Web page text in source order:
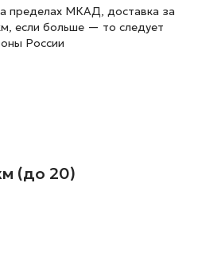
пределах МКАД, доставка за
если больше — то следует
России
(до 20)